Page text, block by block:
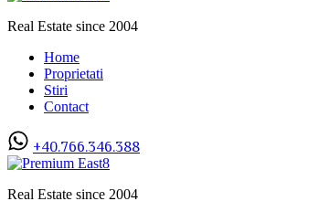
Real Estate since 2004
Home
Proprietati
Stiri
Contact
+40.766.346.388
Real Estate since 2004